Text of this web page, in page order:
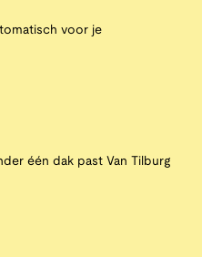
voor je
één dak past Van Tilburg